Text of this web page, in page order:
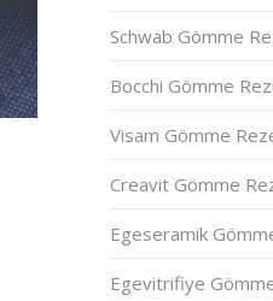
Schwab Gömme
Bocchi Gömme
Visam Gömme
Creavit Gömme
Egeseramik
Egevitrifiye